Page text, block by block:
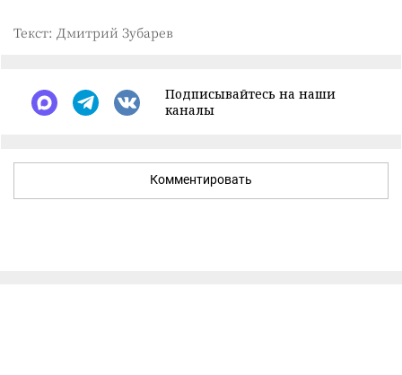
Текст: Дмитрий Зубарев
Подписывайтесь на наши
каналы
Комментировать